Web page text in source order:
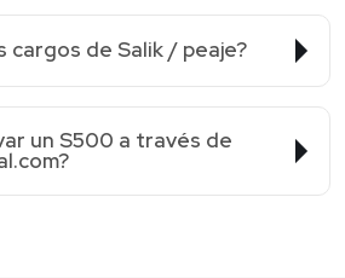
cargos de Salik / peaje?
un S500 a través de